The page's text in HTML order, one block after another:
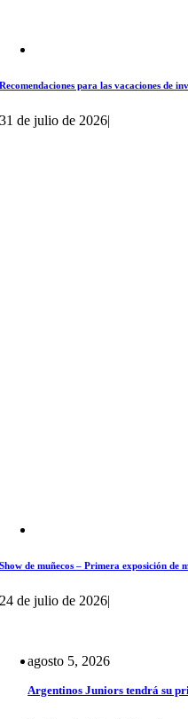
Recomendaciones para las vacaciones de
31 de julio de 2026|
Show de muñecos – Primera exposición de
24 de julio de 2026|
agosto 5, 2026
Argentinos Juniors tendrá su